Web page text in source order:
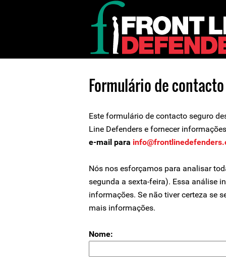
Formulário de
Este formulário de contacto seguro
Line Defenders e fornecer
e-mail para
Nós nos esforçamos para analisar
segunda a sexta-feira). Essa análise
informações. Se não tiver certeza se
mais informações.
Nome: